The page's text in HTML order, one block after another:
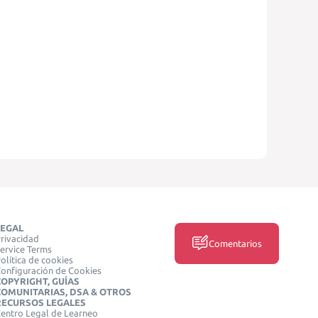
Terms
de cookies
de Cookies
GUÍAS
DSA & OTROS
LEGALES
Legal de Learneo
Comentarios